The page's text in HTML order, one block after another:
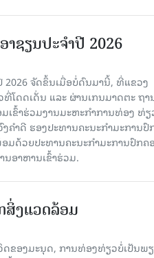
ຊຽນປະຈຳປີ 2026
ຈັດຂຶ້ນເມື່ອບໍ່ດົນມານີ້, ທີ່ແຂວງ
ດດເດັ່ນ ແລະ ຜ່ານເກນມາດຕະ ຖາ
ຂົ້າຮ່ວມງານມະຫະກຳການທ່ອງ ທ່ຽ
ຄຳດີ ຮອງປະທານຄະນະກຳມະການປົ
ດ້ວຍປະທານຄະນະກຳມະການປົກຄ
ອາຫານເຂົ້າຮ່ວມ.
ງແວດລ້ອມ
ຂອງມະນຸດ, ການທ່ອງທ່ຽວບໍ່ເປັນພ